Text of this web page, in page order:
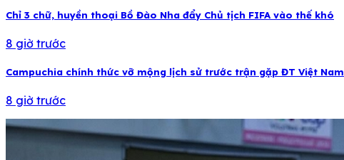
Chỉ 3 chữ, huyền thoại Bồ Đào Nha đẩy Chủ tịch FIFA vào thế khó
8 giờ trước
Campuchia chính thức vỡ mộng lịch sử trước trận gặp ĐT Việt Nam
8 giờ trước